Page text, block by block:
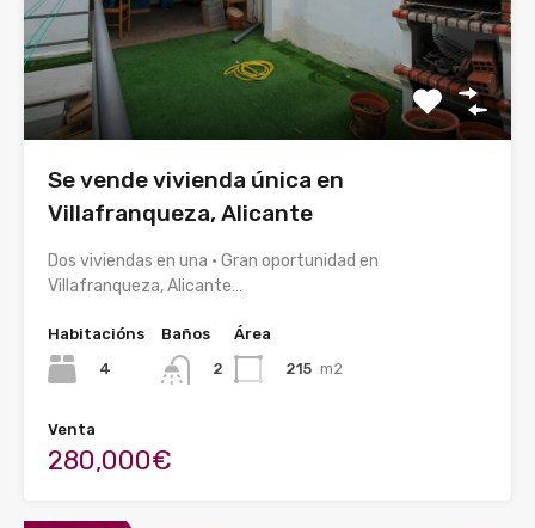
Se vende vivienda única en
Villafranqueza, Alicante
Dos viviendas en una · Gran oportunidad en
Villafranqueza, Alicante…
Habitacións
4
Baños
2
Área
215 m2
Venta
280,000€